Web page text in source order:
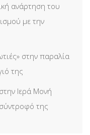
ανάρτηση του
με την
στην παραλία
της
Ιερά Μονή
της